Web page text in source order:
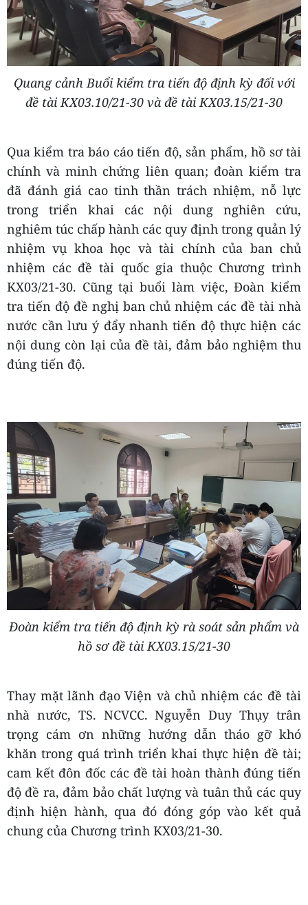
Quang cảnh Buổi kiểm tra tiến độ định kỳ đối với
đề tài KX03.10/21-30 và đề tài KX03.15/21-30
Qua kiểm tra báo cáo tiến độ, sản phẩm, hồ sơ tài
chính và minh chứng liên quan; đoàn kiểm tra
đã đánh giá cao tinh thần trách nhiệm, nỗ lực
trong triển khai các nội dung nghiên cứu,
nghiêm túc chấp hành các quy định trong quản lý
nhiệm vụ khoa học và tài chính của ban chủ
nhiệm các đề tài quốc gia thuộc Chương trình
KX03/21-30. Cũng tại buổi làm việc, Đoàn kiểm
tra tiến độ đề nghị ban chủ nhiệm các đề tài nhà
nước cần lưu ý đẩy nhanh tiến độ thực hiện các
nội dung còn lại của đề tài, đảm bảo nghiệm thu
đúng tiến độ.
Đoàn kiểm tra tiến độ định kỳ rà soát sản phẩm và
hồ sơ đề tài KX03.15/21-30
Thay mặt lãnh đạo Viện và chủ nhiệm các đề tài
nhà nước, TS. NCVCC. Nguyễn Duy Thụy trân
trọng cám ơn những hướng dẫn tháo gỡ khó
khăn trong quá trình triển khai thực hiện đề tài;
cam kết đôn đốc các đề tài hoàn thành đúng tiến
độ đề ra, đảm bảo chất lượng và tuân thủ các quy
định hiện hành, qua đó đóng góp vào kết quả
chung của Chương trình KX03/21-30.